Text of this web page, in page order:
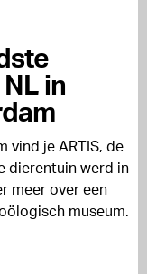
in
vind je ARTIS, de
dierentuin werd in
meer over een
museum.